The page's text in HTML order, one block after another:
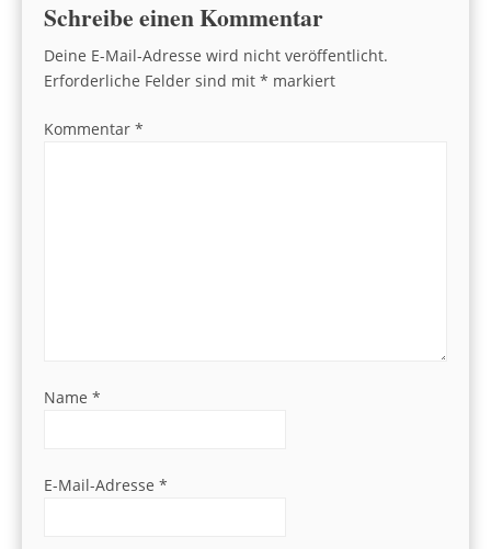
Schreibe einen Kommentar
Deine E-Mail-Adresse wird nicht veröffentlicht.
Erforderliche Felder sind mit * markiert
Kommentar *
Name *
E-Mail-Adresse *